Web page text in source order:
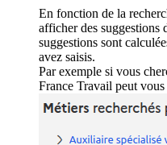
En fonction de la
afficher des suggestions
suggestions sont
avez saisis.
Par exemple si vous
France Travail peut vous